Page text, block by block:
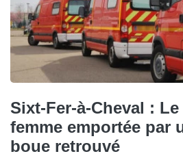
Sixt-Fer-à-Cheval :
femme emportée par
boue retrouvé